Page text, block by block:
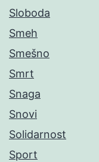
Sloboda
Smeh
Smešno
Smrt
Snaga
Snovi
Solidarnost
Sport